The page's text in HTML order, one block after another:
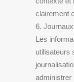
clairement
6.
Les
utilisateurs
administrer